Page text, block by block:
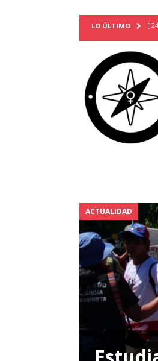
LO ÚLTIMO [
[
[
[
[
[
ACTUALIDAD